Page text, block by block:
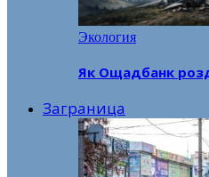
Экология
Як Ощадбанк
Заграница